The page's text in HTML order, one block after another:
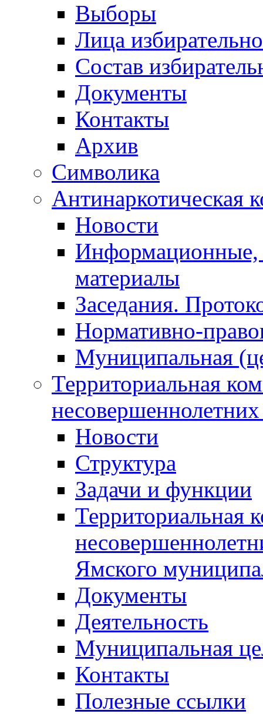
Выборы
Лица
Состав
Документы
Контакты
Архив
Символика
Антинаркотическая
Новости
Информационные,
материалы
Заседания.
Нормативно-
Муниципальная
Территориальная
Новости
Структура
Задачи и функции
Территориальная
Ямского
Документы
Деятельность
Муниципальная
Контакты
Полезные ссылки